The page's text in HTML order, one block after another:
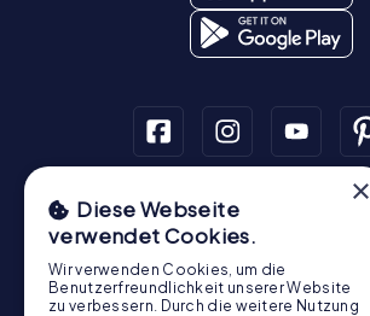
Schnitzeljagd
Wien Graz Linz Salzburg
Wiener Neustadt
Steyr Bregenz
Krems an der Donau
×
Diese Webseite
verwendet Cookies.
Wir verwenden Cookies, um die
Benutzerfreundlichkeit unserer Website
zu verbessern. Durch die weitere Nutzung